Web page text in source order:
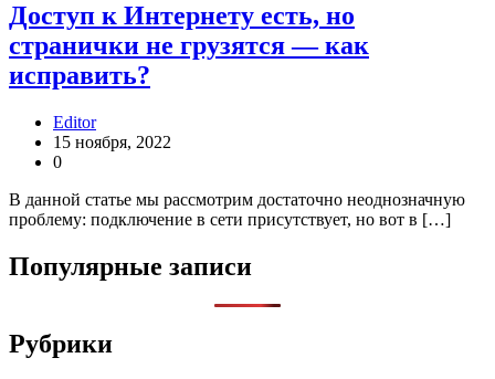
Доступ к Интернету есть, но
странички не грузятся — как
исправить?
Editor
15 ноября, 2022
0
В данной статье мы рассмотрим достаточно неоднозначную
проблему: подключение в сети присутствует, но вот в […]
Популярные записи
Рубрики